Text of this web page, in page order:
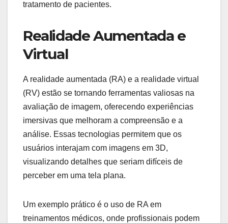
tratamento de pacientes.
Realidade Aumentada e
Virtual
A realidade aumentada (RA) e a realidade virtual
(RV) estão se tornando ferramentas valiosas na
avaliação de imagem, oferecendo experiências
imersivas que melhoram a compreensão e a
análise. Essas tecnologias permitem que os
usuários interajam com imagens em 3D,
visualizando detalhes que seriam difíceis de
perceber em uma tela plana.
Um exemplo prático é o uso de RA em
treinamentos médicos, onde profissionais podem